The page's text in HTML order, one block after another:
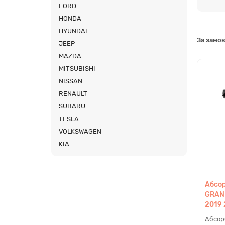
FORD
HONDA
HYUNDAI
JEEP
MAZDA
MITSUBISHI
NISSAN
RENAULT
SUBARU
TESLA
VOLKSWAGEN
KIA
Усі
За
2019